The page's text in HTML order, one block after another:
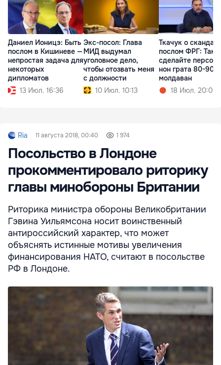
Даниел Ионицэ: Быть
послом в Кишиневе —
непростая задача для
некоторых
дипломатов
13 Июл. 16:36
Экс-посол: Глава
МИД выдумал
уголовное дело,
чтобы отозвать меня
с должности
10 Июл. 10:13
Ткачук о
послом ФРГ: Так
сделайте
нон грата 80-90%
молдаван
18 Июл. 20:00
Ria 11 августа 2018, 00:40 1 974
Посольство в Лондоне
прокомментировало риторику
главы минобороны Британии
Риторика министра обороны Великобритании
Гэвина Уильямсона носит воинственный
антироссийский характер, что может
объяснять истинные мотивы увеличения
финансирования НАТО, считают в посольстве
РФ в Лондоне.